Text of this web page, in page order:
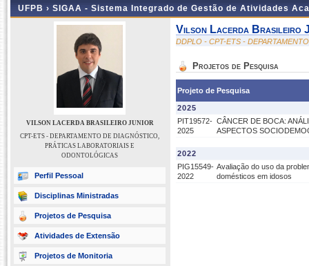
UFPB › SIGAA - Sistema Integrado de Gestão de Atividades
VILSON LACERDA BRASILEIRO JUNIOR
CPT-ETS - DEPARTAMENTO DE DIAGNÓSTICO,
PRÁTICAS LABORATORIAIS E
ODONTOLÓGICAS
Perfil Pessoal
Disciplinas Ministradas
Projetos de Pesquisa
Atividades de Extensão
Projetos de Monitoria
Vilson Lacerda Brasileiro
DDPLO - CPT-ETS -
Projetos de Pesquisa
Projeto de Pesquisa
2025
PIT19572-
2025
CÂNCER DE BOCA:
ASPECTOS
2022
PIG15549-
2022
Avaliação do uso da
domésticos em idosos